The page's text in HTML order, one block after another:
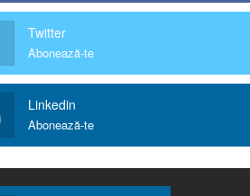
Twitter
Abonează-te
Linkedin
Abonează-te